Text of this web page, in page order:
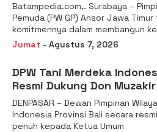
Batampedia.com,. Surabaya –
Pemuda (PW GP) Ansor Jawa
komitmennya dalam membangun
Jumat - Agustus 7, 2026
DPW Tani Merdeka
Resmi Dukung Don
Wakil Menteri Pertanian RI
DENPASAR – Dewan Pimpinan
Indonesia Provinsi Bali secara
penuh kepada Ketua Umum